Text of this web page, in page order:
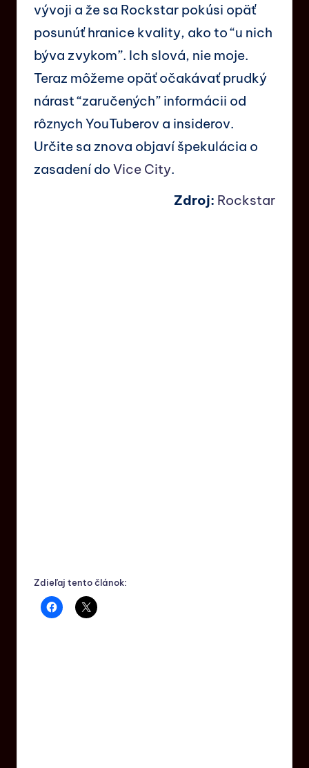
vývoji a že sa Rockstar pokúsi opäť
posunúť hranice kvality, ako to “u nich
býva zvykom”. Ich slová, nie moje.
Teraz môžeme opäť očakávať prudký
nárast “zaručených” informácii od
rôznych YouTuberov a insiderov.
Určite sa znova objaví špekulácia o
zasadení do Vice City.
Zdroj: Rockstar
Zdieľaj tento článok: